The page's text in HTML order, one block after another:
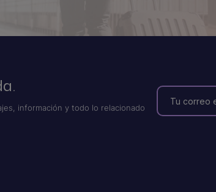
información y todo lo relacionado